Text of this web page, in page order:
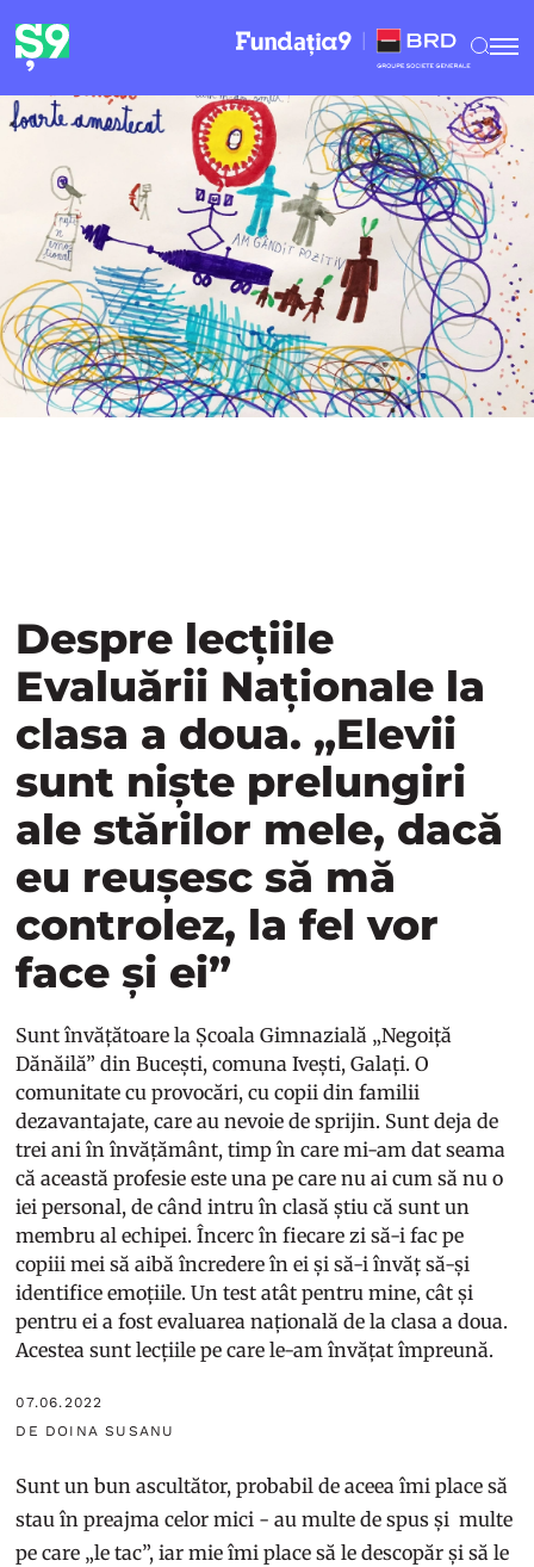
Despre lecțiile
Evaluării Naționale la
clasa a doua. „Elevii
sunt niște prelungiri
ale stărilor mele, dacă
eu reușesc să mă
controlez, la fel vor
face și ei”
Sunt învățătoare la Școala Gimnazială „Negoiță
Dănăilă” din Bucești, comuna Ivești, Galați. O
comunitate cu provocări, cu copii din familii
dezavantajate, care au nevoie de sprijin. Sunt deja de
trei ani în învățământ, timp în care mi-am dat seama
că această profesie este una pe care nu ai cum să nu o
iei personal, de când intru în clasă știu că sunt un
membru al echipei. Încerc în fiecare zi să-i fac pe
copiii mei să aibă încredere în ei și să-i învăț să-și
identifice emoțiile. Un test atât pentru mine, cât și
pentru ei a fost evaluarea națională de la clasa a doua.
Acestea sunt lecțiile pe care le-am învățat împreună.
07.06.2022
DE DOINA SUSANU
Sunt un bun ascultător, probabil de aceea îmi place să
stau în preajma celor mici - au multe de spus și multe
pe care „le tac”, iar mie îmi place să le descopăr și să le